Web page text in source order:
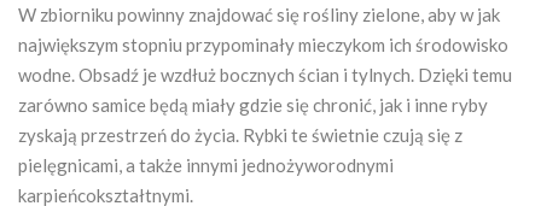
W zbiorniku powinny znajdować się rośliny zielone, aby w jak
największym stopniu przypominały mieczykom ich środowisko
wodne. Obsadź je wzdłuż bocznych ścian i tylnych. Dzięki temu
zarówno samice będą miały gdzie się chronić, jak i inne ryby
zyskają przestrzeń do życia. Rybki te świetnie czują się z
pielęgnicami, a także innymi jednożyworodnymi
karpieńcokształtnymi.